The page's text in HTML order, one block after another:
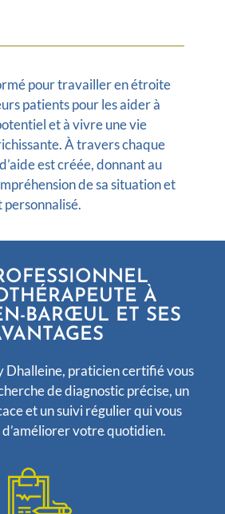
pour travailler en étroite
patients pour les aider à
et à vivre une vie
À travers chaque
est créée, donnant au
de sa situation et
personnalisé.
À
BARŒUL ET SES
Dhalleine, praticien certifié vous
de diagnostic précise, un
et un suivi régulier qui vous
votre quotidien.